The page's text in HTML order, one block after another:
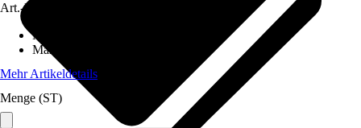
Art.-Nr.
Material
Maße (BxL)
Mehr Artikeldetails
Menge (ST)